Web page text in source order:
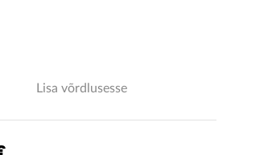
Lisa võrdlusesse